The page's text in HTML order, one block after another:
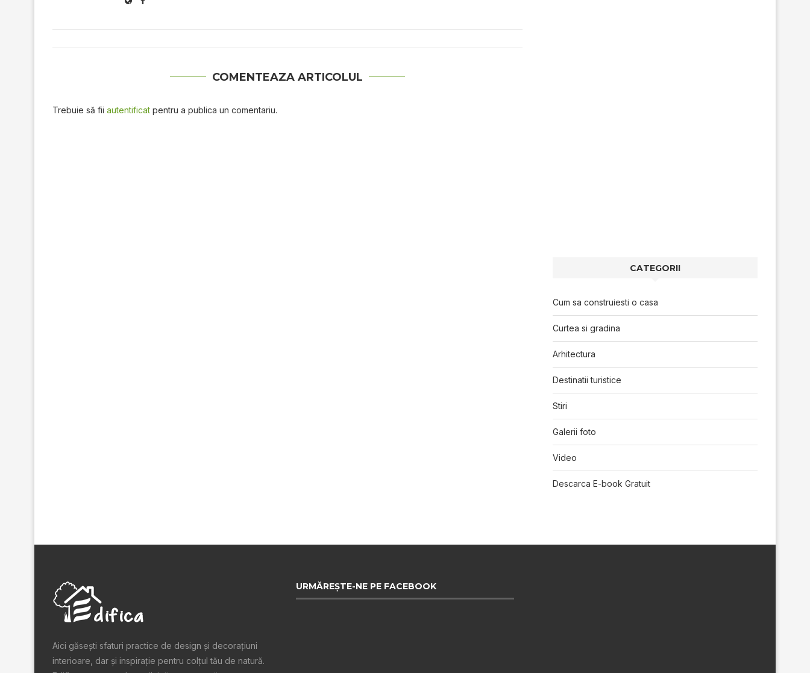
COMENTEAZA ARTICOLUL
Trebuie să fii autentificat pentru a publica un comentariu.
CATEGORII
Cum sa construiesti o casa
Curtea si gradina
Arhitectura
Destinatii turistice
Stiri
Galerii foto
Video
Descarca E-book Gratuit
Aici găsești sfaturi practice de design şi decoraţiuni
interioare, dar și inspiraţie pentru colţul tău de natură.
URMĂREȘTE-NE PE FACEBOOK